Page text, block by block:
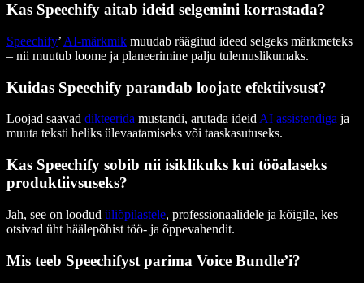
Kas Speechify aitab ideid selgemini korrastada?
Speechify’ AI-märkmik muudab räägitud ideed selgeks märkmeteks
– nii muutub loome ja planeerimine palju tulemuslikumaks.
Kuidas Speechify parandab loojate efektiivsust?
Loojad saavad dikteerida mustandi, arutada ideid AI assistendiga ja
muuta teksti heliks ülevaatamiseks või taaskasutuseks.
Kas Speechify sobib nii isiklikuks kui tööalaseks
produktiivsuseks?
Jah, see on loodud üliõpilastele, professionaalidele ja kõigile, kes
otsivad üht häälepõhist töö- ja õppevahendit.
Mis teeb Speechifyst parima Voice Bundle’i?